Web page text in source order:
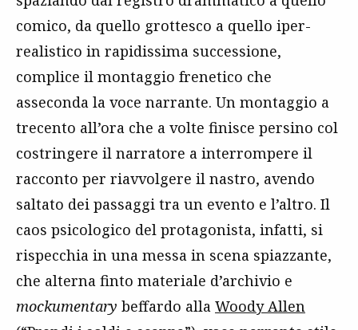
comico, da quello grottesco a quello iper-
realistico in rapidissima successione,
complice il montaggio frenetico che
asseconda la voce narrante. Un montaggio a
trecento all’ora che a volte finisce persino col
costringere il narratore a interrompere il
racconto per riavvolgere il nastro, avendo
saltato dei passaggi tra un evento e l’altro. Il
caos psicologico del protagonista, infatti, si
rispecchia in una messa in scena spiazzante,
che alterna finto materiale d’archivio e
mockumentary beffardo alla Woody Allen